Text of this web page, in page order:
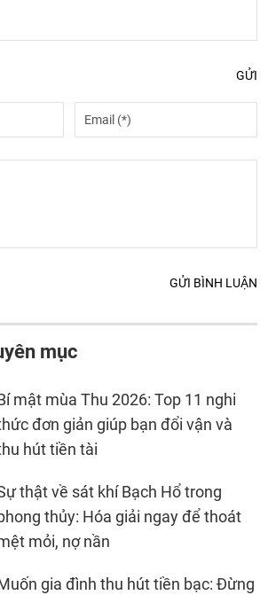
GỬI
GỬI BÌNH LUẬN
mục
mật mùa Thu 2026: Top 11 nghi
đơn giản giúp bạn đổi vận và
hút tiền tài
thật về sát khí Bạch Hổ trong
thủy: Hóa giải ngay để thoát
mỏi, nợ nần
gia đình thu hút tiền bạc: Đừng